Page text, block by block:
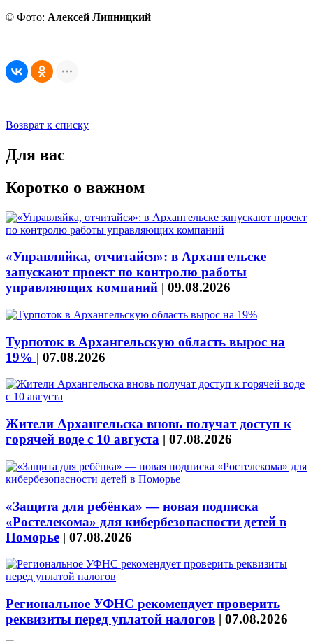
© Фото: Алексей Липницкий
Возврат к списку
Для вас
Коротко о важном
«Управляйка, отчитайся»: в Архангельске
запускают проект по контролю работы
управляющих компаний | 09.08.2026
Турпоток в Архангельскую область вырос на
19% | 07.08.2026
Жители Архангельска вновь получат доступ к
горячей воде с 10 августа | 07.08.2026
«Защита для ребёнка» — новая подписка
«Ростелекома» для кибербезопасности детей в
Поморье | 07.08.2026
Региональное УФНС рекомендует проверить
реквизиты перед уплатой налогов | 07.08.2026